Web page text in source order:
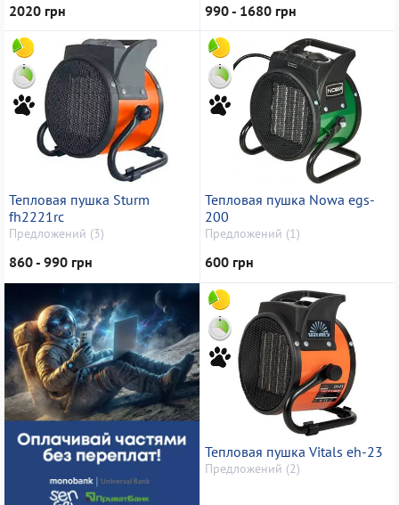
2020 грн 990 - 1680 грн
Тепловая пушка Sturm
fh2221rc
Предложений (3)
860 - 990 грн
Тепловая пушка Nowa egs-
200
Предложений (1)
600 грн
Тепловая пушка Vitals eh-23
Предложений (2)